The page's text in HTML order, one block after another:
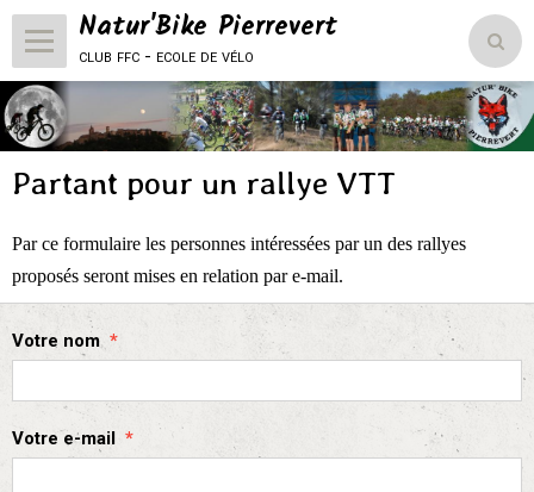
Natur'Bike Pierrevert
club ffc - ecole de vélo
Accueil
Le Club
L'école de vélo
Compétitions
Vie du club
Natur'Bike Pierrevert
Partant pour un rallye VTT
Par ce formulaire les personnes intéressées par un des rallyes
proposés seront mises en relation par e-mail.
Votre nom
Votre e-mail